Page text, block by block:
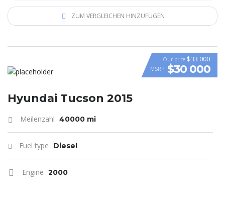
ZUM VERGLEICHEN HINZUFÜGEN
VIDEO
Our price $33 000
MSRP $30 000
Hyundai Tucson 2015
Meilenzahl 40000 mi
Fuel type Diesel
Engine 2000